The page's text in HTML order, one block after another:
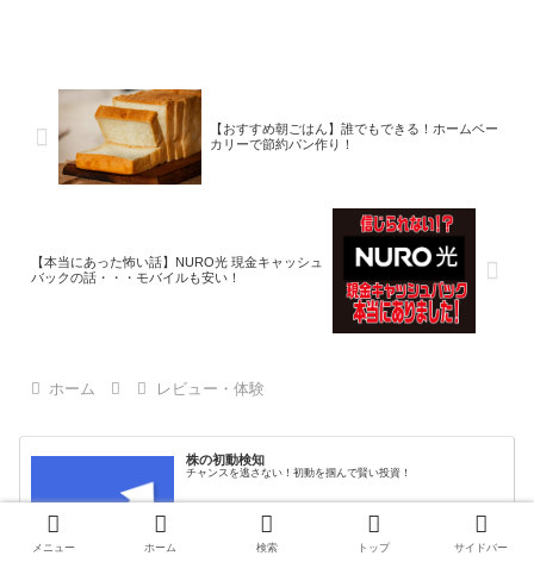
【おすすめ朝ごはん】誰でもできる！ホームベー
カリーで節約パン作り！
【本当にあった怖い話】NURO光 現金キャッシュ
バックの話・・・モバイルも安い！
ホーム レビュー・体験
株の初動検知
チャンスを逃さない！初動を掴んで賢い投資！
メニュー ホーム 検索 トップ サイドバー